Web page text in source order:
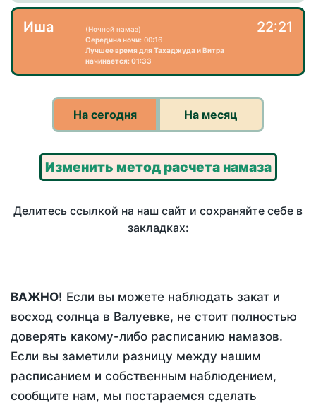
Иша
(Ночной намаз)
Середина ночи: 00:16
Лучшее время для Тахаджуда и Витра
начинается: 01:33
22:21
На сегодня На месяц
Изменить метод расчета намаза
Делитесь ссылкой на наш сайт и сохраняйте себе в
закладках:
ВАЖНО! Если вы можете наблюдать закат и
восход солнца в Валуевке, не стоит полностью
доверять какому-либо расписанию намазов.
Если вы заметили разницу между нашим
расписанием и собственным наблюдением,
сообщите нам, мы постараемся сделать